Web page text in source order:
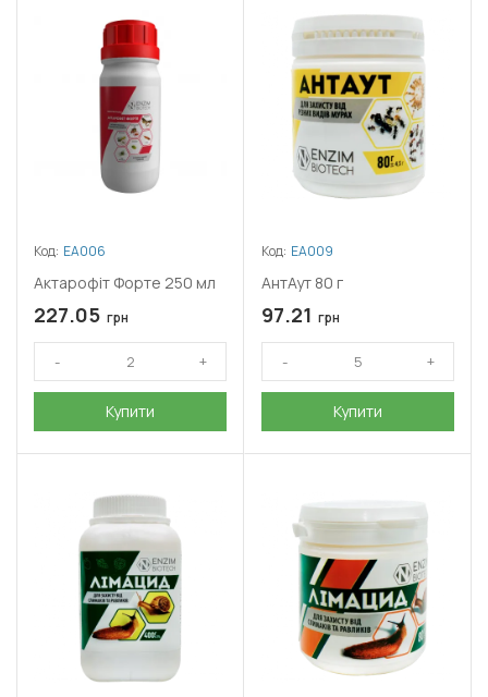
Код: ЕА006
Актарофіт Форте 250 мл
227.05 грн
Купити
Код: ЕА009
АнтАут 80 г
97.21 грн
Купити